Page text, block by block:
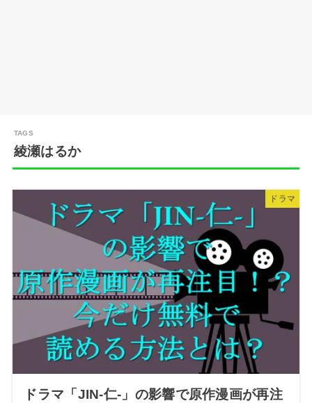
綾瀬はるか
ドラマ
ドラマ「JIN-仁-」の影響で原作漫画が再注